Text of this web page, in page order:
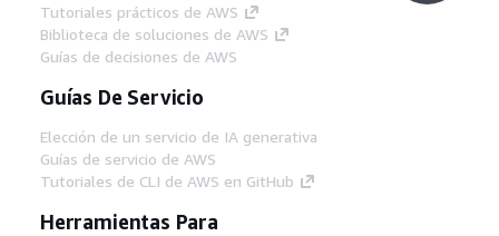
Tutoriales prácticos de AWS
Biblioteca de soluciones de AWS
Guías de decisiones de AWS
Guías De Servicio
Elección de un servicio de IA generativa
Guías de servicio de AWS
Tutoriales de CLI de AWS en GitHub
Herramientas Para